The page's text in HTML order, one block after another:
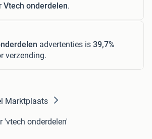
Vtech onderdelen.
advertenties is 39,7%
verzending.
Marktplaats
'vtech onderdelen'